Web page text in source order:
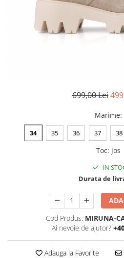
699,00 Lei
Marime:
34 35 36 37 38
Toc: jos
IN
Durata de
Cod Produs: MIRUNA-
Ai nevoie de ajutor?
Adauga la Favorite